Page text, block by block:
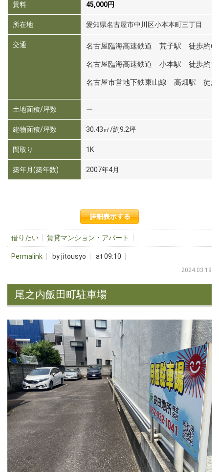
賃料 45,000円
所在地 愛知県名古屋市中川区小本本町三丁目
交通 名古屋臨海高速鉄道 荒子駅 徒歩約6
名古屋臨海高速鉄道 小本駅 徒歩約
名古屋市営地下鉄東山線 高畑駅 徒歩
土地面積/坪数 ー
建物面積/坪数 30.43㎡/約9.2坪
間取り 1K
築年月(築年数) 2007年4月
借りたい 賃貸マンション・アパート
Permalink by jitousyo at 09:10
2024.03.19
尾之内飯田町駐車場